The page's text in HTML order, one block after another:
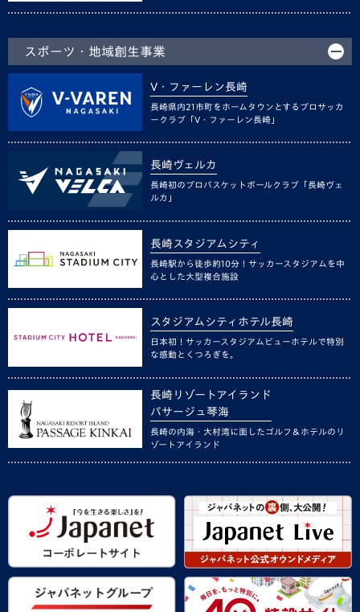
スポーツ・地域創生事業
V・ファーレン長崎
長崎県内21市町をホームタウンとするプロサッカ
ークラブ「V・ファーレン長崎」
長崎ヴェルカ
長崎初のプロバスケットボールクラブ「長崎ヴェ
ルカ」
長崎スタジアムシティ
長崎駅から徒歩約10分！サッカースタジアムを中
心とした大型複合施設
スタジアムシティホテル長崎
日本初！サッカースタジアムビューホテルで特別
な感動とくつろぎを。
長崎リゾートアイランド
パサージュ琴海
長崎の内海・大村湾に面したゴルフ＆ホテルのリ
ゾートアイランド